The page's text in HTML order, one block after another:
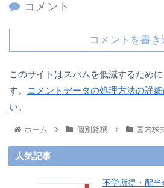
コメント
コメントを書き
このサイトはスパムを低減するため
す。
コメントデータの処理方法の詳
い。
ホーム 個別銘柄 国内株
人気記事
不労所得・配